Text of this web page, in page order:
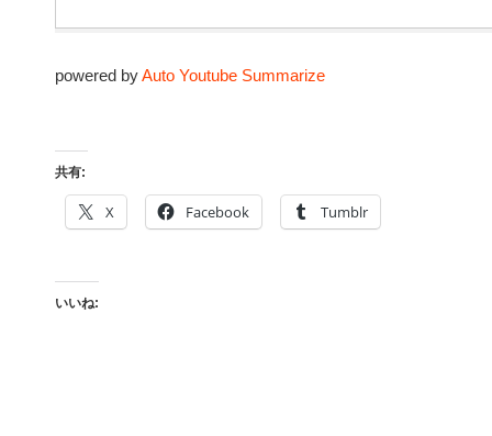
powered byAuto Youtube Summarize
共有:
X Facebook Tumblr
いいね: